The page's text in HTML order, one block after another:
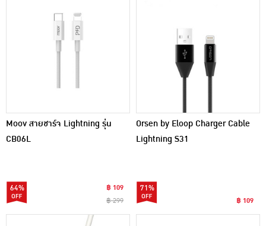
Moov สายชาร์จ Lightning รุ่น
CB06L
64%
฿ 109
฿ 299
Orsen by Eloop Charger Cable
Lightning S31
71%
฿ 109